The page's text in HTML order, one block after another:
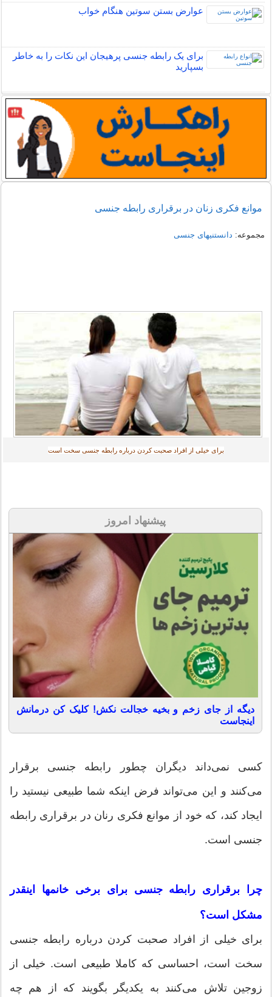
عوارض بستن سوتین هنگام خواب
برای یک رابطه جنسی پرهیجان این نکات را به خاطر
بسپارید
موانع فکری زنان در برقراری رابطه جنسی
مجموعه: دانستنیهای جنسی
برای خیلی از افراد صحبت کردن درباره رابطه جنسی سخت است‎
پیشنهاد امروز
دیگه از جای زخم و بخیه خجالت نکش! کلیک کن درمانش
اینجاست
کسی نمی‌داند دیگران چطور رابطه جنسی برقرار
می‌کنند و این می‌تواند فرض اینکه شما طبیعی نیستید را
ایجاد کند، که خود از موانع فکری رنان در برقراری رابطه
جنسی است.
چرا برقراری رابطه جنسی برای برخی خانمها اینقدر
مشکل است؟
برای خیلی از افراد صحبت کردن درباره رابطه جنسی
سخت است، احساسی که کاملا طبیعی است. خیلی از
زوجین تلاش می‌کنند به یکدیگر بگویند که از هم چه